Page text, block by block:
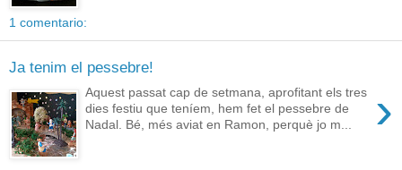
1 comentario:
Ja tenim el pessebre!
›
Aquest passat cap de setmana, aprofitant els tres
dies festiu que teníem, hem fet el pessebre de
Nadal. Bé, més aviat en Ramon, perquè jo m...